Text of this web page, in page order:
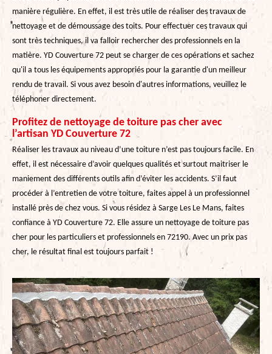
manière régulière. En effet, il est très utile de réaliser des travaux de
nettoyage et de démoussage des toits. Pour effectuer ces travaux qui
sont très techniques, il va falloir rechercher des professionnels en la
matière. YD Couverture 72 peut se charger de ces opérations et sachez
qu'il a tous les équipements appropriés pour la garantie d'un meilleur
rendu de travail. Si vous avez besoin d'autres informations, veuillez le
téléphoner directement.
Profitez de nettoyage de toiture pas cher avec
l’artisan YD Couverture 72
Réaliser les travaux au niveau d’une toiture n’est pas toujours facile. En
effet, il est nécessaire d’avoir quelques qualités et surtout maitriser le
maniement des différents outils afin d’éviter les accidents. S’il faut
procéder à l’entretien de votre toiture, faites appel à un professionnel
installé près de chez vous. Si vous résidez à Sarge Les Le Mans, faites
confiance à YD Couverture 72. Elle assure un nettoyage de toiture pas
cher pour les particuliers et professionnels en 72190. Avec un prix pas
cher, le résultat final est toujours parfait !